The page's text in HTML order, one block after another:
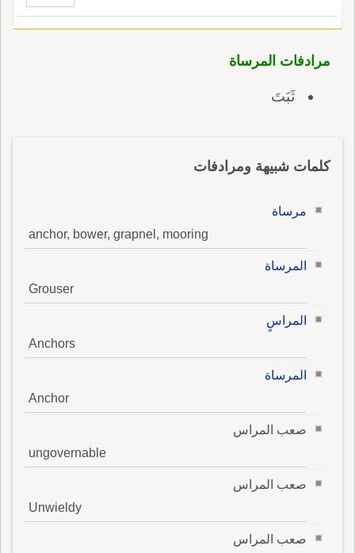
مرادفات المرساة
ثَبَتَ
كلمات شبيهة ومرادفات
مرساة
anchor, bower, grapnel, mooring
المرساة
Grouser
المراسٍ
Anchors
المرساة
Anchor
صعب المراس
ungovernable
صعب المراس
Unwieldy
صعب المراس